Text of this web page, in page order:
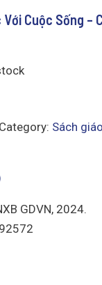
Cuộc Sống –
Category: Sách
GDVN, 2024.